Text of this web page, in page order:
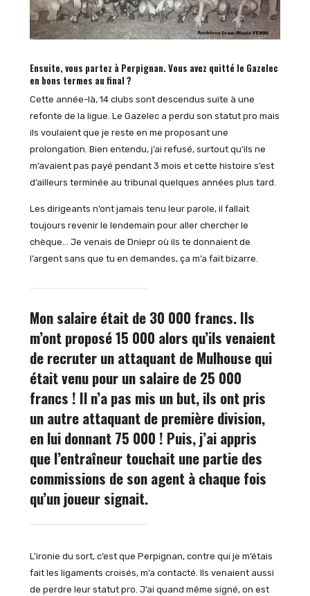
Ensuite, vous partez à Perpignan. Vous avez quitté le Gazelec
en bons termes au final ?
Cette année-là, 14 clubs sont descendus suite à une
refonte de la ligue. Le Gazelec a perdu son statut pro mais
ils voulaient que je reste en me proposant une
prolongation. Bien entendu, j’ai refusé, surtout qu’ils ne
m’avaient pas payé pendant 3 mois et cette histoire s’est
d’ailleurs terminée au tribunal quelques années plus tard.
Les dirigeants n’ont jamais tenu leur parole, il fallait
toujours revenir le lendemain pour aller chercher le
chèque… Je venais de Dniepr où ils te donnaient de
l’argent sans que tu en demandes, ça m’a fait bizarre.
Mon salaire était de 30 000 francs. Ils
m’ont proposé 15 000 alors qu’ils venaient
de recruter un attaquant de Mulhouse qui
était venu pour un salaire de 25 000
francs ! Il n’a pas mis un but, ils ont pris
un autre attaquant de première division,
en lui donnant 75 000 ! Puis, j’ai appris
que l’entraîneur touchait une partie des
commissions de son agent à chaque fois
qu’un joueur signait.
L’ironie du sort, c’est que Perpignan, contre qui je m’étais
fait les ligaments croisés, m’a contacté. Ils venaient aussi
de perdre leur statut pro. J’ai quand même signé, on est